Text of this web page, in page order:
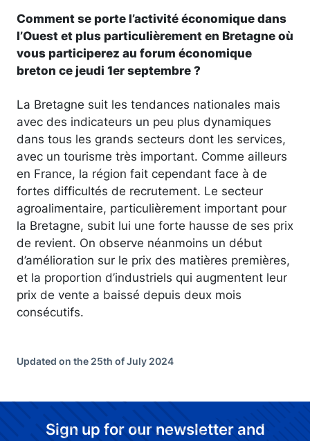
Comment se porte l’activité économique dans
l’Ouest et plus particulièrement en Bretagne où
vous participerez au forum économique
breton ce jeudi 1er septembre ?
La Bretagne suit les tendances nationales mais
avec des indicateurs un peu plus dynamiques
dans tous les grands secteurs dont les services,
avec un tourisme très important. Comme ailleurs
en France, la région fait cependant face à de
fortes difficultés de recrutement. Le secteur
agroalimentaire, particulièrement important pour
la Bretagne, subit lui une forte hausse de ses prix
de revient. On observe néanmoins un début
d’amélioration sur le prix des matières premières,
et la proportion d’industriels qui augmentent leur
prix de vente a baissé depuis deux mois
consécutifs.
Updated on the 25th of July 2024
Sign up for our newsletter and